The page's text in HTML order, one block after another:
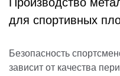
Производство
для спортивных
Безопасность
зависит от качества